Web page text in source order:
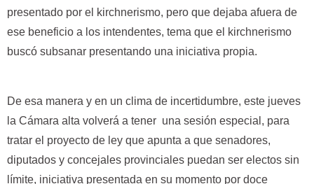
presentado por el kirchnerismo, pero que dejaba afuera de
ese beneficio a los intendentes, tema que el kirchnerismo
buscó subsanar presentando una iniciativa propia.
De esa manera y en un clima de incertidumbre, este jueves
la Cámara alta volverá a tener una sesión especial, para
tratar el proyecto de ley que apunta a que senadores,
diputados y concejales provinciales puedan ser electos sin
límite, iniciativa presentada en su momento por doce